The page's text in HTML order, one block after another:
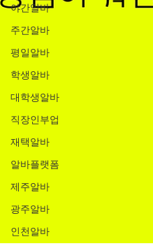
야간알바
주간알바
평일알바
학생알바
대학생알바
직장인부업
재택알바
알바플랫폼
제주알바
광주알바
인천알바